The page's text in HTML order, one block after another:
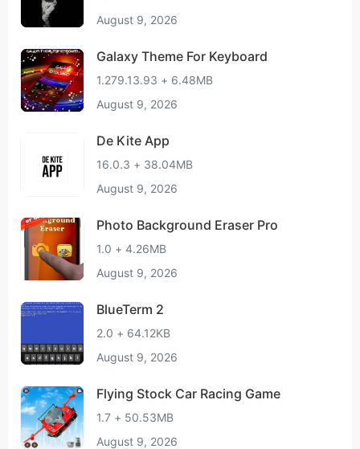
August 9, 2026
Galaxy Theme For Keyboard
1.279.13.93 + 6.48MB
August 9, 2026
De Kite App
16.0.3 + 38.04MB
August 9, 2026
Photo Background Eraser Pro
1.0 + 4.26MB
August 9, 2026
BlueTerm 2
2.0 + 64.12KB
August 9, 2026
Flying Stock Car Racing Game
1.7 + 50.53MB
August 9, 2026